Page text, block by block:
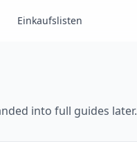
Einkaufslisten
into full guides later.